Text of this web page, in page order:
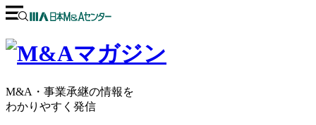
M&A・事業承継の情報を
わかりやすく発信